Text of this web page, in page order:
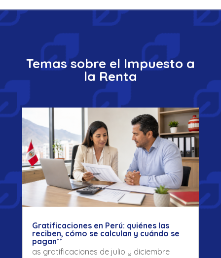
Temas sobre el Impuesto a
la Renta
Gratificaciones en Perú: quiénes las
reciben, cómo se calculan y cuándo se
pagan**
as gratificaciones de julio y diciembre